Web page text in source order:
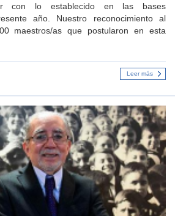
con lo establecido en las bases
año. Nuestro reconocimiento al
maestros/as que postularon en esta
Leer más